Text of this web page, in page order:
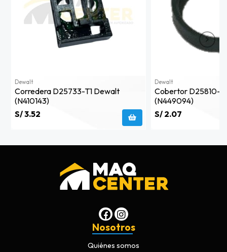
Dewalt
Corredera D25733-T1 Dewalt
(n410143)
S/ 3.52
Dewalt
Cobertor D25810-
(n449094)
S/ 2.07
Nosotros
Quiénes somos